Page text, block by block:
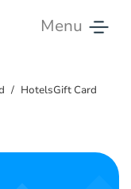
Menu
HotelsGift Card